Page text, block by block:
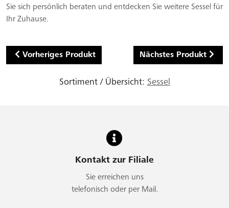
Sie sich persönlich beraten und entdecken Sie weitere Sessel für
Ihr Zuhause.
Vorheriges Produkt Nächstes Produkt
Sortiment / Übersicht: Sessel
Kontakt zur Filiale
Sie erreichen uns
telefonisch oder per Mail.